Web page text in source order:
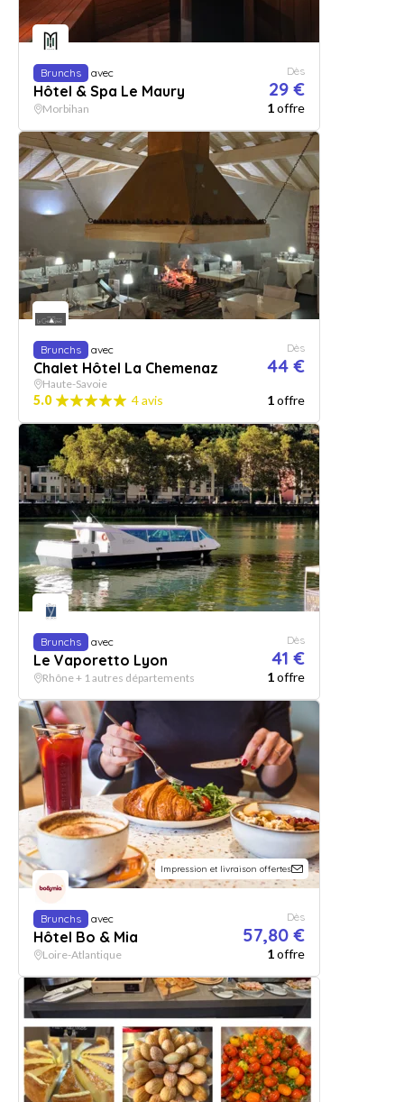
Brunchs avec
Hôtel & Spa Le Maury
Dès
29 €
Morbihan 1offre
Brunchs avec
Chalet Hôtel La Chemenaz
Dès
44 €
Haute-Savoie
5.0 4 avis 1offre
Brunchs avec
Le Vaporetto Lyon
Dès
41 €
Rhône + 1 autres départements 1offre
Impression et livraison offertes
Brunchs avec
Hôtel Bo & Mia
Dès
57,80 €
Loire-Atlantique 1offre